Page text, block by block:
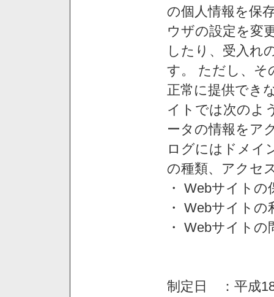
の個人情報を保
ウザの設定を変
したり、受入れ
す。 ただし、そ
正常に提供でき
イトでは次のよ
ータの情報をア
ログにはドメイ
の種類、アクセ
・ Webサイトの
・ Webサイト
・ Webサイト
制定日 ：平成